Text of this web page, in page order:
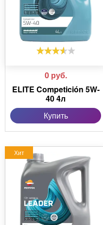
0 руб.
ELITE Competición 5W-
40 4л
Купить
Хит